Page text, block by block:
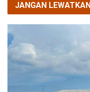
JANGAN LEWATKAN